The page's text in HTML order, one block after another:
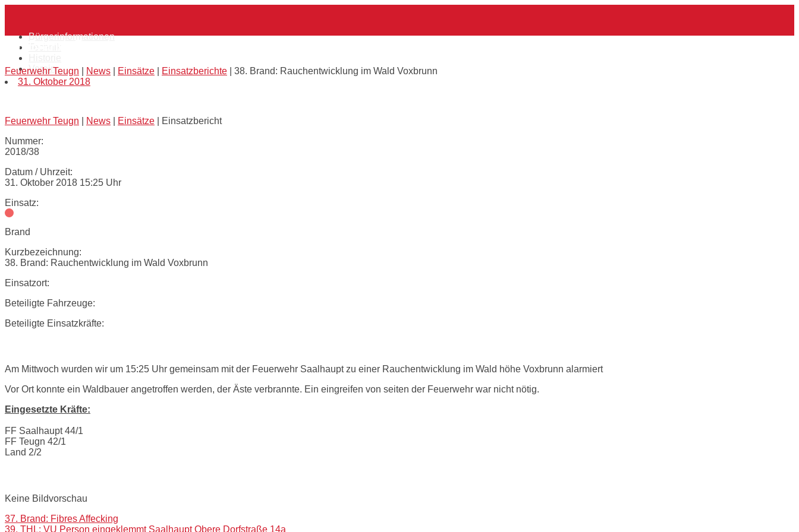
content
Bürgerinformationen
Verein
38. Brand: Rauchentwicklung im Wald Voxbrunn
Feuerwehr Teugn News Einsätze Einsatzberichte
38. Brand: Rauchentwicklung im Wald Voxbrunn
31. Oktober 2018
Feuerwehr Teugn News Einsätze
Einsatzbericht
Nummer:
2018/38
Datum / Uhrzeit:
31. Oktober 2018 15:25 Uhr
Einsatz:
Brand
Kurzbezeichnung:
38. Brand: Rauchentwicklung im Wald Voxbrunn
Einsatzort:
Beteiligte Fahrzeuge:
Beteiligte Einsatzkräfte:
Am Mittwoch wurden wir um 15:25 Uhr gemeinsam mit der Feuerwehr Saalhaupt zu einer Rauchentwicklung im Wald höhe Voxbrunn alarmiert
Vor Ort konnte ein Waldbauer angetroffen werden, der Äste verbrannte. Ein eingreifen von seiten der Feuerwehr war nicht nötig.
Eingesetzte Kräfte:
FF Saalhaupt 44/1
FF Teugn 42/1
Land 2/2
Keine Bildvorschau
Post
37. Brand: Fibres Affecking
39. THL: VU Person eingeklemmt Saalhaupt Obere Dorfstraße 14a